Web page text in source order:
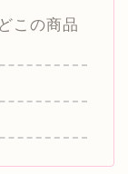
この商品